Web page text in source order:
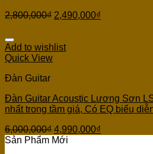
2,800,000₫ 2,490,000₫
Add to wishlist
Quick View
Đàn Guitar
Đàn Guitar Acoustic Lương Sơn
nhất trong tầm giá, Có EQ biểu
6,000,000₫ 4,990,000₫
Sản Phẩm Mới